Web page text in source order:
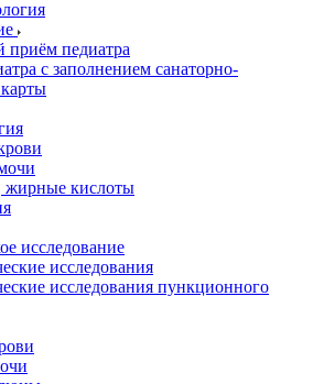
педиатра
с заполнением санаторно-
кислоты
исследование
исследования
исследования пункционного